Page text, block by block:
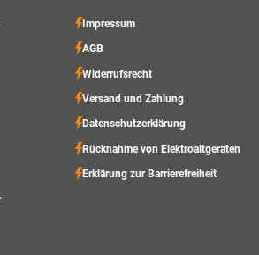
Impressum
AGB
Widerrufsrecht
Versand und Zahlung
Datenschutzerklärung
Rücknahme von Elektroaltgeräten
Erklärung zur Barrierefreiheit